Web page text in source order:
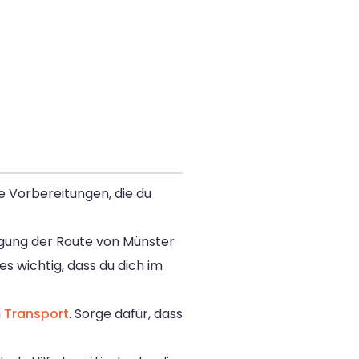
Vorbereitungen, die du
der Route von Münster
wichtig, dass du dich im
Transport. Sorge dafür, dass